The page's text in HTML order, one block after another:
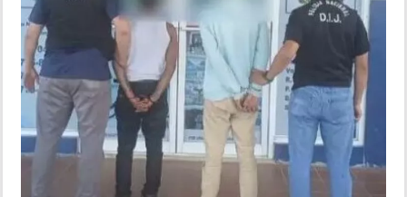
DEPORTES
MUNDO
INSÓLITAS